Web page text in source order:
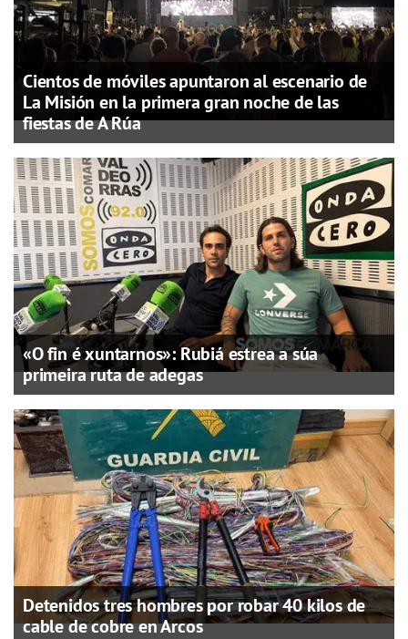
Cientos de móviles apuntaron al escenario de
La Misión en la primera gran noche de las
fiestas de A Rúa
«O fin é xuntarnos»: Rubiá estrea a súa
primeira ruta de adegas
Detenidos tres hombres por robar 40 kilos de
cable de cobre en Arcos